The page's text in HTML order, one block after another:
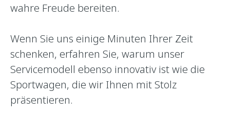
wahre Freude bereiten.
Wenn Sie uns einige Minuten Ihrer Zeit
schenken, erfahren Sie, warum unser
Servicemodell ebenso innovativ ist wie die
Sportwagen, die wir Ihnen mit Stolz
präsentieren.